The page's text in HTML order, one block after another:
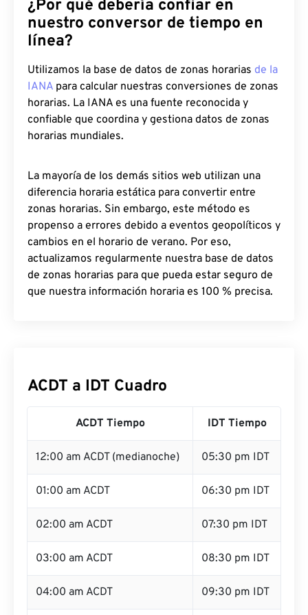
¿Por qué debería confiar en
nuestro conversor de tiempo en
línea?
Utilizamos la base de datos de zonas horarias de la
IANA para calcular nuestras conversiones de zonas
horarias. La IANA es una fuente reconocida y
confiable que coordina y gestiona datos de zonas
horarias mundiales.
La mayoría de los demás sitios web utilizan una
diferencia horaria estática para convertir entre
zonas horarias. Sin embargo, este método es
propenso a errores debido a eventos geopolíticos y
cambios en el horario de verano. Por eso,
actualizamos regularmente nuestra base de datos
de zonas horarias para que pueda estar seguro de
que nuestra información horaria es 100 % precisa.
ACDT a IDT Cuadro
ACDT Tiempo IDT Tiempo
12:00 am ACDT (medianoche) 05:30 pm IDT
01:00 am ACDT 06:30 pm IDT
02:00 am ACDT 07:30 pm IDT
03:00 am ACDT 08:30 pm IDT
04:00 am ACDT 09:30 pm IDT